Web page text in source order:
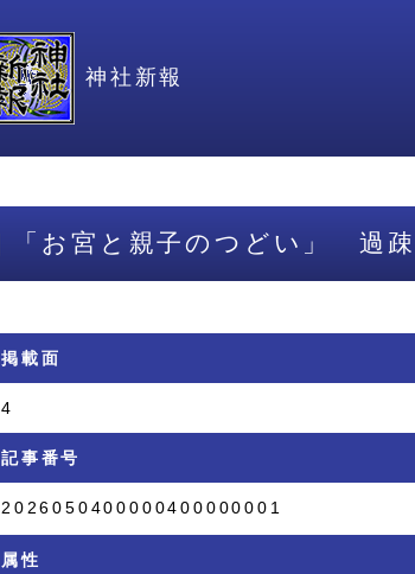
神社新報
「お宮と親子のつどい」 過
掲載面
4
記事番号
2026050400000400000001
属性